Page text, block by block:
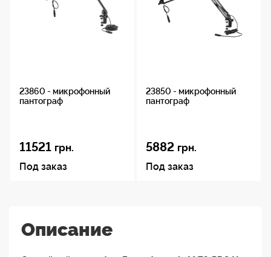
23860 - микрофонный
пантограф
11521 грн.
Под заказ
23850 - микрофонный
пантограф
5882 грн.
Под заказ
Описание